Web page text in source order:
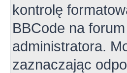
kontrolę
BBCode na
administratora.
zaznaczając